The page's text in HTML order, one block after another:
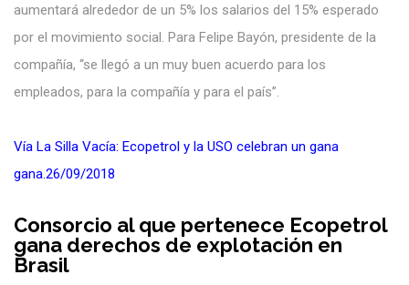
aumentará alrededor de un 5% los salarios del 15% esperado
por el movimiento social. Para Felipe Bayón, presidente de la
compañía, “se llegó a un muy buen acuerdo para los
empleados, para la compañía y para el país”.
Vía La Silla Vacía: Ecopetrol y la USO celebran un gana
gana.26/09/2018
Consorcio al que pertenece Ecopetrol
gana derechos de explotación en
Brasil